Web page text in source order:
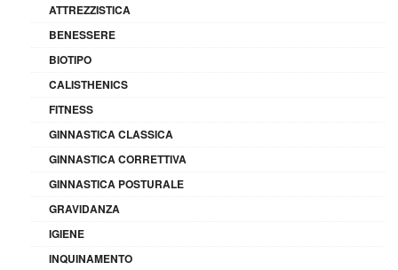
ATTREZZISTICA
BENESSERE
BIOTIPO
CALISTHENICS
FITNESS
GINNASTICA CLASSICA
GINNASTICA CORRETTIVA
GINNASTICA POSTURALE
GRAVIDANZA
IGIENE
INQUINAMENTO